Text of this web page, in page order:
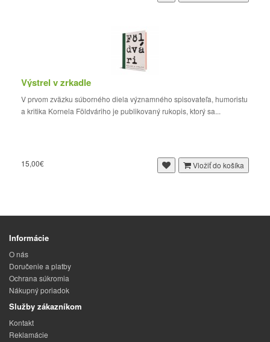
Výstrel v zrkadle
V prvom zväzku súborného diela významného spisovateľa, humoristu
a kritika Kornela Földváriho je publikovaný rukopis, ktorý sa...
15,00€ Vložiť do košíka
Informácie
O nás
Doručenie a platby
Ochrana súkromia
Nákupný poriadok
Služby zákazníkom
Kontakt
Reklamácie